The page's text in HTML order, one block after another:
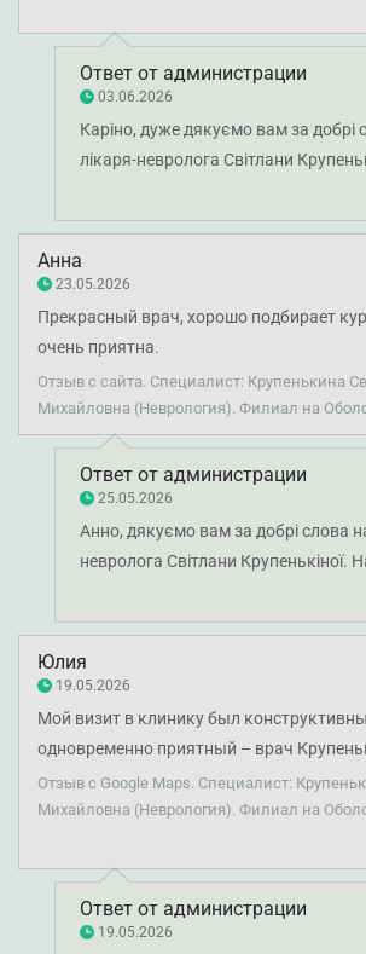
Ответ от администрации
03.06.2026
Каріно, дуже дякуємо вам за добрі
лікаря-невролога Світлани
надзвичайно цінно отримувати
рекомендації від наших пацієнтів.
Анна
23.05.2026
Прекрасный врач, хорошо подбирает
очень приятна.
Отзыв с сайта. Специалист: Крупенькина
Михайловна (Неврология). Филиал на
Ответ от администрации
25.05.2026
Анно, дякуємо вам за добрі слова
невролога Світлани
знати, що ви залишилися
лікуванням та атмосферою під час
Юлия
19.05.2026
Мой визит в клинику был
одновременно приятный – врач
Михайловна профессионал с прописной
терпеливо отнеслась к рассказу,
все ответы. Обязательно рекомендую и
необходимости!
Отзыв с Google Maps. Специалист:
Михайловна (Неврология). Филиал на
Ответ от администрации
19.05.2026